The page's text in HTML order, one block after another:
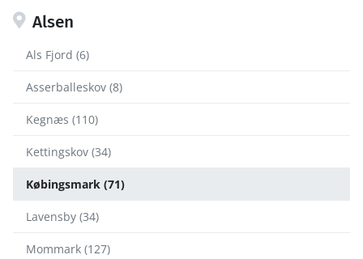
Alsen
Als Fjord (6)
Asserballeskov (8)
Kegnæs (110)
Kettingskov (34)
Købingsmark (71)
Lavensby (34)
Mommark (127)